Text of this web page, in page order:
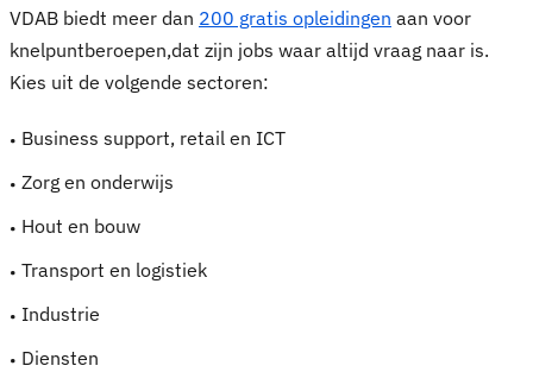
VDAB biedt meer dan 200 gratis opleidingen aan voor
knelpuntberoepen,dat zijn jobs waar altijd vraag naar is.
Kies uit de volgende sectoren:
Business support, retail en ICT
Zorg en onderwijs
Hout en bouw
Transport en logistiek
Industrie
Diensten